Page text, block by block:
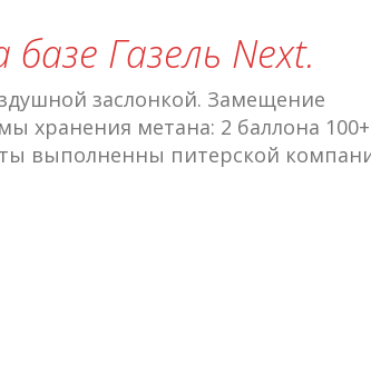
Газель Next.
заслонкой. Замещение
хранения метана: 2 баллона
выполненны питерской